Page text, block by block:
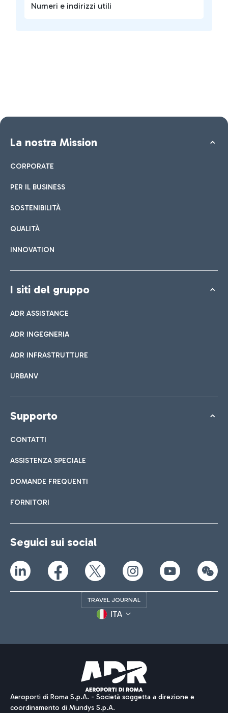
Numeri e indirizzi utili
La nostra Mission
CORPORATE
PER IL BUSINESS
SOSTENIBILITÀ
QUALITÀ
INNOVATION
I siti del gruppo
ADR ASSISTANCE
ADR INGEGNERIA
ADR INFRASTRUTTURE
URBANV
Supporto
CONTATTI
ASSISTENZA SPECIALE
DOMANDE FREQUENTI
FORNITORI
Seguici sui social
TRAVEL JOURNAL
ITA
Aeroporti di Roma S.p.A. - Società soggetta a direzione e
coordinamento di Mundys S.p.A.